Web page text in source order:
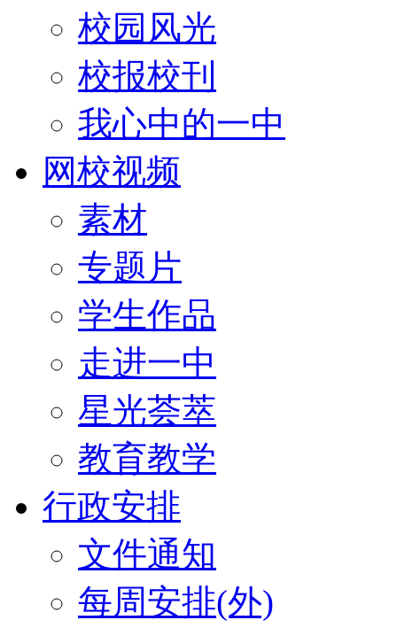
校园风光
校报校刊
我心中的一中
网校视频
素材
专题片
学生作品
走进一中
星光荟萃
教育教学
行政安排
文件通知
每周安排(外)